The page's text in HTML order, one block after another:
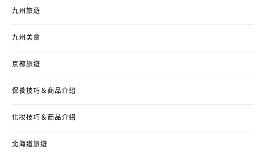
九州旅遊
九州美食
京都旅遊
保養技巧＆商品介紹
化妝技巧＆商品介紹
北海道旅遊